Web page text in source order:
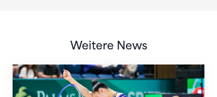
Weitere News
Nächster Halt: Weltmeisterschaft